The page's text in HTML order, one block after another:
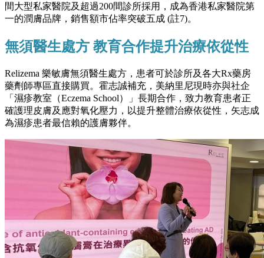
間大型私家醫院及超過200間診所採用，成為香港私家醫院第
一的潤膚品牌，銷售額市佔率突破五成 (註7)。
無須醫生處方 教育合作提升治療依從性
Relizema 樂敏膚無須醫生處方，患者可於診所及各大Rx藥房
藥劑師專區直接購買。霍志誠補充，美納里尼現時亦與社企
「濕疹教室（Eczema School）」長期合作，致力教育患者正
確護理皮膚及應對氧化壓力，以提升整體治療依從性，矢志成
為濕疹患者最信賴的護膚夥伴。